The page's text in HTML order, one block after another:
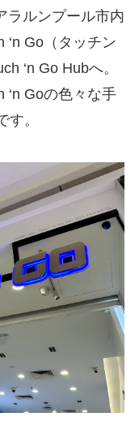
ラルンプール市内
‘n Go（タッチン
‘n Go Hubへ。
‘n Goの色々な手
。